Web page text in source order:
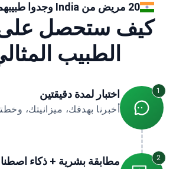
20 مريض من India وجدوا طبيبهم عبرنا هذا الشهر
كيف ستحصل على
الطبيب
1 اختبار لمدة دقيقتين
أخبرنا بهدفك، ميزانيتك،
2 مطابقة بشرية + ذكاء